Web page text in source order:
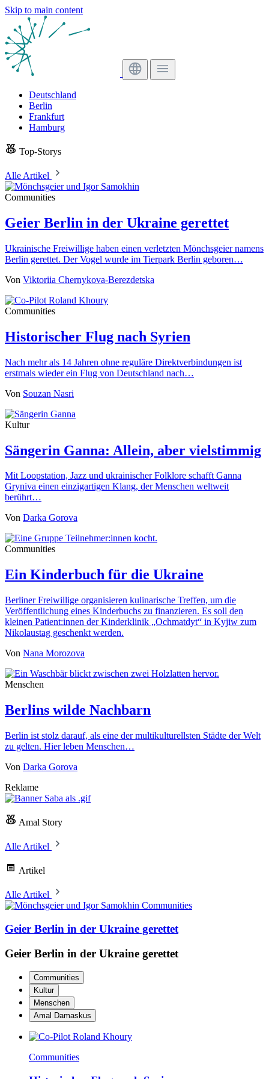
Skip to main content
Deutschland
Berlin
Frankfurt
Hamburg
Top-Storys
Alle Artikel
Communities
Geier Berlin in der Ukraine gerettet
Ukrainische Freiwillige haben einen verletzten Mönchsgeier namens
Berlin gerettet. Der Vogel wurde im Tierpark Berlin geboren…
Von Viktoriia Chernykova-Berezdetska
Communities
Historischer Flug nach Syrien
Nach mehr als 14 Jahren ohne reguläre Direktverbindungen ist
erstmals wieder ein Flug von Deutschland nach…
Von Souzan Nasri
Kultur
Sängerin Ganna: Allein, aber vielstimmig
Mit Loopstation, Jazz und ukrainischer Folklore schafft Ganna
Gryniva einen einzigartigen Klang, der Menschen weltweit
berührt…
Von Darka Gorova
Communities
Ein Kinderbuch für die Ukraine
Berliner Freiwillige organisieren kulinarische Treffen, um die
Veröffentlichung eines Kinderbuchs zu finanzieren. Es soll den
kleinen Patient:innen der Kinderklinik „Ochmatdyt“ in Kyjiw zum
Nikolaustag geschenkt werden.
Von Nana Morozova
Menschen
Berlins wilde Nachbarn
Berlin ist stolz darauf, als eine der multikulturellsten Städte der Welt
zu gelten. Hier leben Menschen…
Von Darka Gorova
Reklame
Amal Story
Alle Artikel
Artikel
Alle Artikel
Communities
Geier Berlin in der Ukraine gerettet
Geier Berlin in der Ukraine gerettet
Communities
Kultur
Menschen
Amal Damaskus
Communities